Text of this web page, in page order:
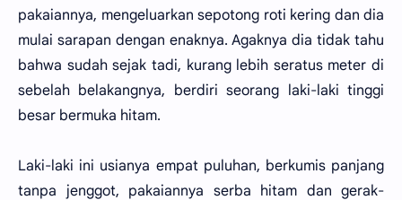
pakaiannya, mengeluarkan sepotong roti kering dan dia
mulai sarapan dengan enaknya. Agaknya dia tidak tahu
bahwa sudah sejak tadi, kurang lebih seratus meter di
sebelah belakangnya, berdiri seorang laki-laki tinggi
besar bermuka hitam.
Laki-laki ini usianya empat puluhan, berkumis panjang
tanpa jenggot, pakaiannya serba hitam dan gerak-